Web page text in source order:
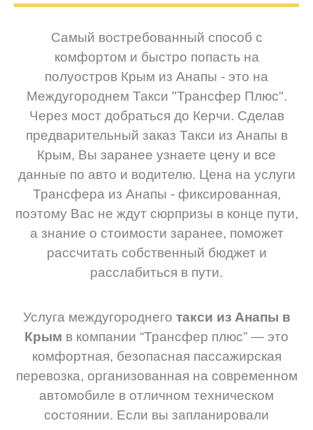
Самый востребованный способ с
комфортом и быстро попасть на
полуостров Крым из Анапы - это на
Междугороднем Такси "Трансфер Плюс".
Через мост добраться до Керчи. Сделав
предварительный заказ Такси из Анапы в
Крым, Вы заранее узнаете цену и все
данные по авто и водителю. Цена на услуги
Трансфера из Анапы - фиксированная,
поэтому Вас не ждут сюрпризы в конце пути,
а знание о стоимости заранее, поможет
рассчитать собственный бюджет и
расслабиться в пути.
Услуга междугороднего такси из Анапы в
Крым в компании “Трансфер плюс” — это
комфортная, безопасная пассажирская
перевозка, организованная на современном
автомобиле в отличном техническом
состоянии. Если вы запланировали